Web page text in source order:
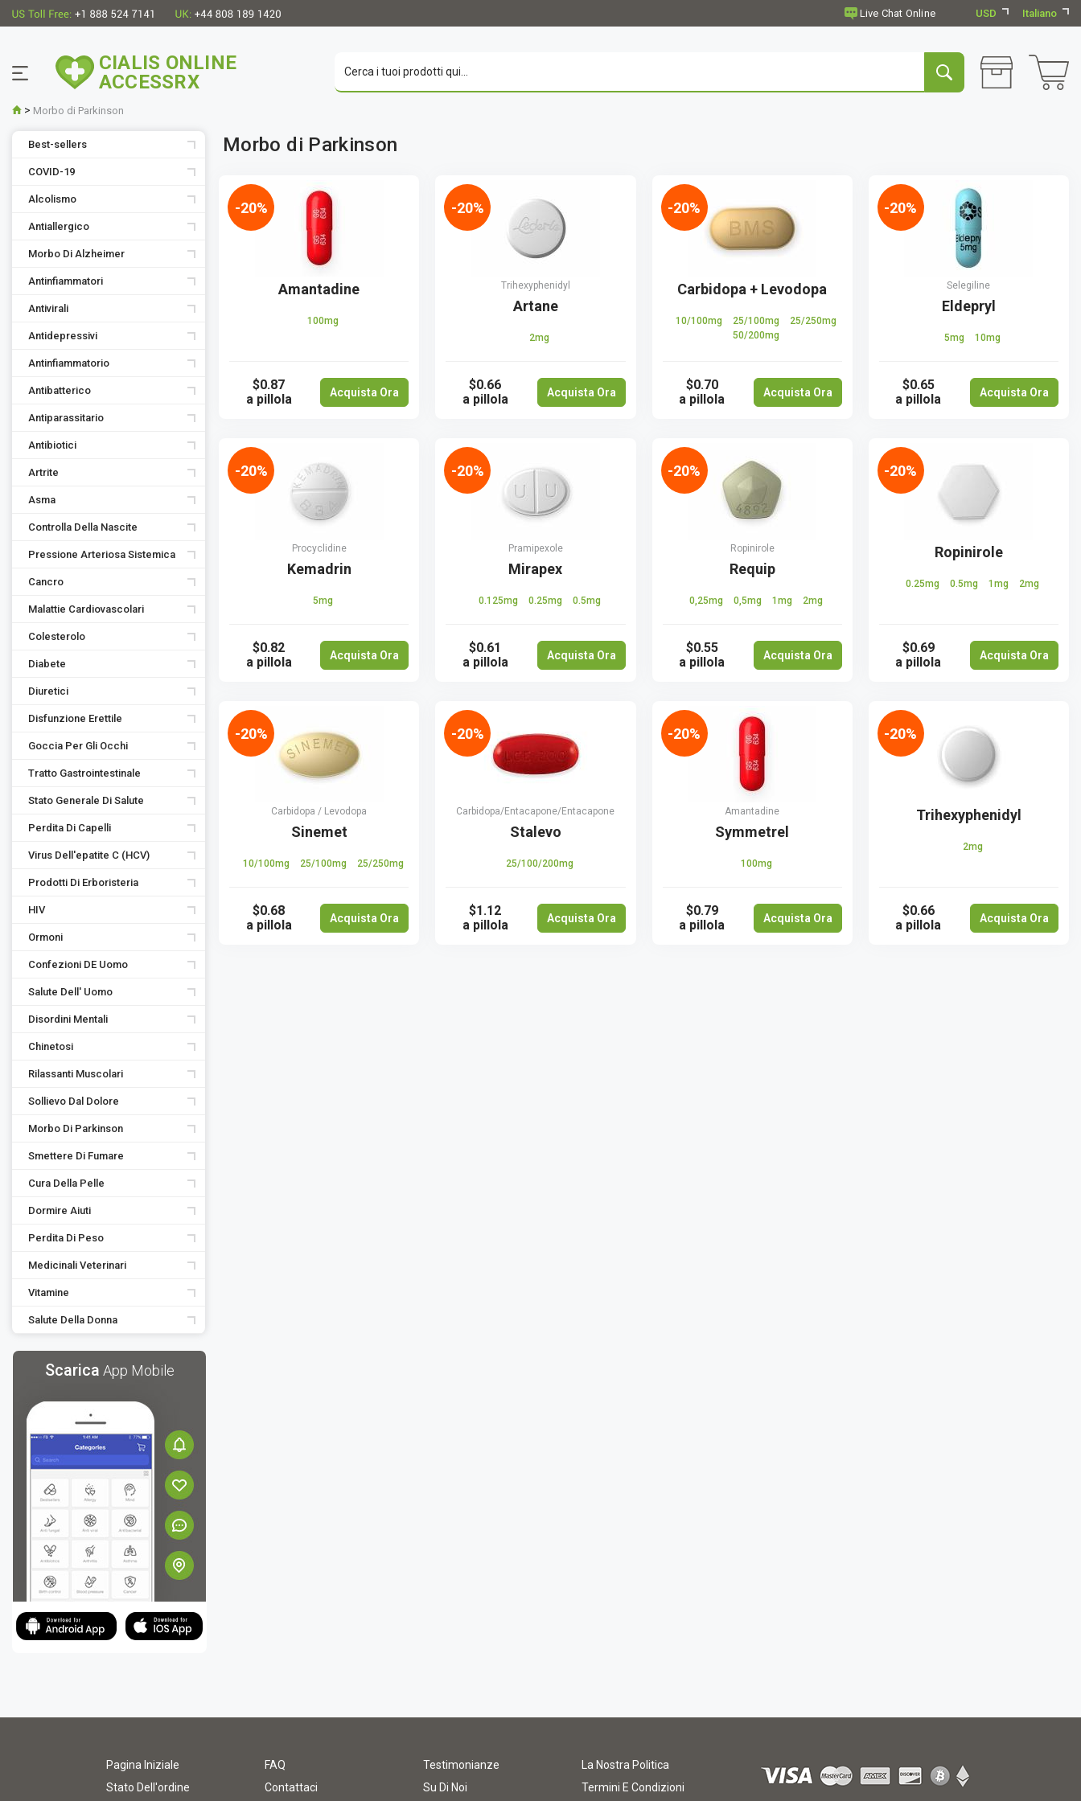
USD Italiano
CIALIS ONLINE
ACCESSRX
> Morbo di Parkinson
Best-sellers
COVID-19
Alcolismo
Antiallergico
Morbo Di Alzheimer
Antinfiammatori
Antivirali
Antidepressivi
Antinfiammatorio
Antibatterico
Antiparassitario
Antibiotici
Artrite
Asma
Controlla Della Nascite
Pressione Arteriosa Sistemica
Сancro
Malattie Cardiovascolari
Colesterolo
Diabete
Diuretici
Disfunzione Erettile
Goccia Per Gli Occhi
Tratto Gastrointestinale
Stato Generale Di Salute
Perdita Di Capelli
Virus Dell'epatite C (HCV)
Prodotti Di Erboristeria
HIV
Ormoni
Confezioni DE Uomo
Salute Dell' Uomo
Disordini Mentali
Chinetosi
Rilassanti Muscolari
Sollievo Dal Dolore
Morbo Di Parkinson
Smettere Di Fumare
Cura Della Pelle
Dormire Aiuti
Perdita Di Peso
Medicinali Veterinari
Vitamine
Salute Della Donna
Scarica App Mobile
Morbo di Parkinson
Amantadine
100mg
$0.87
a pillola
Acquista Ora
-20%
Trihexyphenidyl
Artane
2mg
$0.66
a pillola
Acquista Ora
-20%
Carbidopa + Levodopa
10/100mg 25/100mg
25/250mg
50/200mg
$0.70
a pillola
Acquista Ora
-20%
Selegiline
Eldepryl
5mg 10mg
$0.65
a pillola
Acquista Ora
-20%
Procyclidine
Kemadrin
5mg
$0.82
a pillola
Acquista Ora
-20%
Pramipexole
Mirapex
0.125mg 0.25mg 0.5mg
$0.61
a pillola
Acquista Ora
-20%
Ropinirole
Requip
0,25mg 0,5mg 1mg 2mg
$0.55
a pillola
Acquista Ora
-20%
Ropinirole
0.25mg 0.5mg 1mg 2mg
$0.69
a pillola
Acquista Ora
-20%
Carbidopa / Levodopa
Sinemet
10/100mg 25/100mg 25/250mg
$0.68
a pillola
Acquista Ora
-20%
Carbidopa/Entacapone/Entacapone
Stalevo
25/100/200mg
$1.12
a pillola
Acquista Ora
-20%
Amantadine
Symmetrel
100mg
$0.79
a pillola
Acquista Ora
-20%
Trihexyphenidyl
2mg
$0.66
a pillola
Acquista Ora
-20%
Pagina Iniziale FAQ Testimonianze
La Nostra Politica
Stato Dell'ordine
Contattaci Su Di Noi Termini E Condizioni